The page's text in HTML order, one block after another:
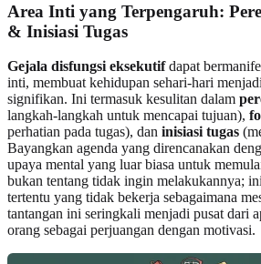
Area Inti yang Terpengaruh:
& Inisiasi Tugas
Gejala disfungsi eksekutifdapat
inti, membuat kehidupan sehari-hari
signifikan. Ini termasuk kesulitan dalam
langkah-langkah untuk mencapai tujuan),
perhatian pada tugas), dan inisiasi tugas
Bayangkan agenda yang direncanakan
upaya mental yang luar biasa untuk
bukan tentang tidak ingin melakukannya;
tertentu yang tidak bekerja sebagaimana
tantangan ini seringkali menjadi pusat dari
orang sebagai perjuangan dengan motivasi.